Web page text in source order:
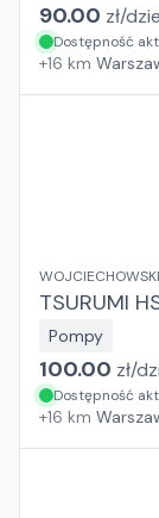
90.00 zł/
Dostępność
+16 km
TSURUMI
Pompy
100.00 zł/
Dostępność
+16 km